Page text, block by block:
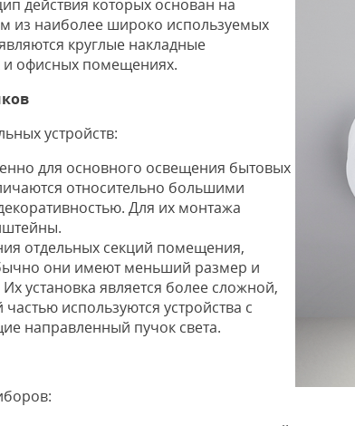
действия которых основан на
из наиболее широко используемых
круглые накладные
и офисных помещениях.
устройств:
для основного освещения бытовых
относительно большими
Для их монтажа
отдельных секций помещения,
они имеют меньший размер и
установка является более сложной,
используются устройства с
направленный пучок света.